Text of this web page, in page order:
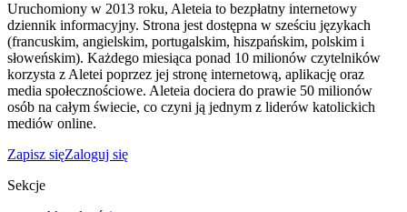
Uruchomiony w 2013 roku, Aleteia to bezpłatny internetowy
dziennik informacyjny. Strona jest dostępna w sześciu językach
(francuskim, angielskim, portugalskim, hiszpańskim, polskim i
słoweńskim). Każdego miesiąca ponad 10 milionów czytelników
korzysta z Aletei poprzez jej stronę internetową, aplikację oraz
media społecznościowe. Aleteia dociera do prawie 50 milionów
osób na całym świecie, co czyni ją jednym z liderów katolickich
mediów online.
Zapisz sięZaloguj się
Sekcje